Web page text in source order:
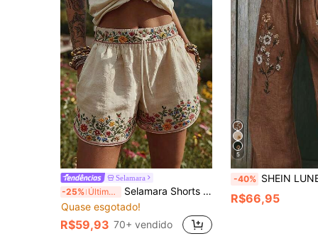
Selamara
-25% Últimos 3 dias
Selamara Shorts Casuais Femininos com Estampa Floral
Quase esgotado!
R$59,93 70+ vendido
5
-40% SHEIN LUNE Calça Casual Feminina com
R$66,95